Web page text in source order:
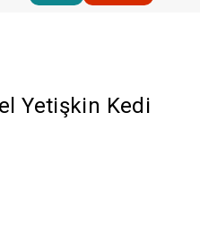
Yetişkin Kedi